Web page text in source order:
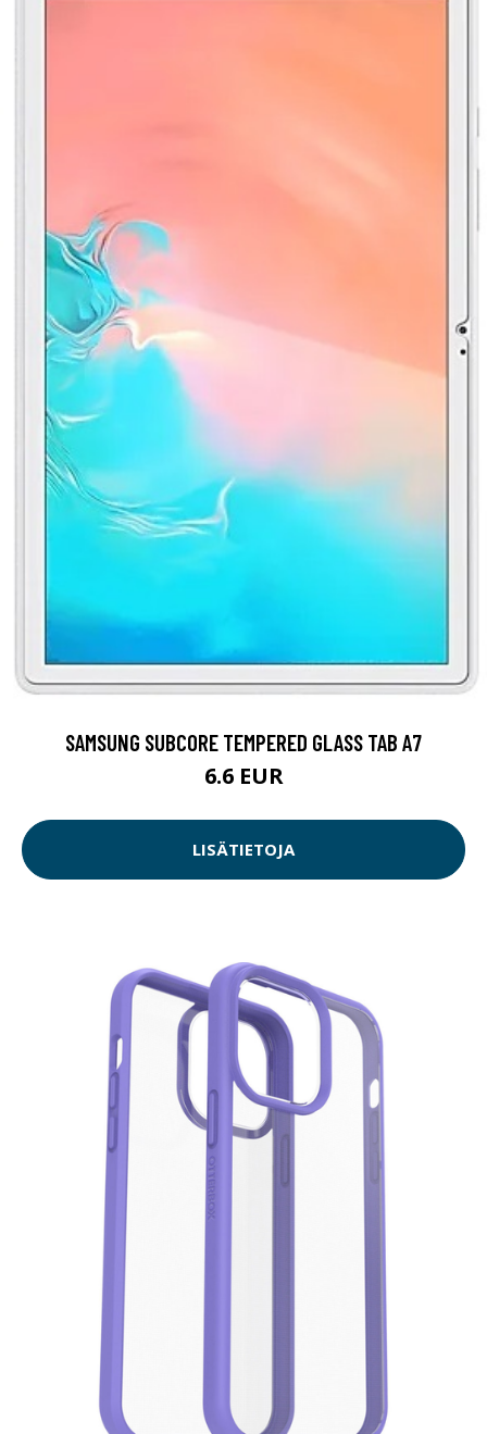
SAMSUNG SUBCORE TEMPERED GLASS TAB A7
6.6 EUR
LISÄTIETOJA